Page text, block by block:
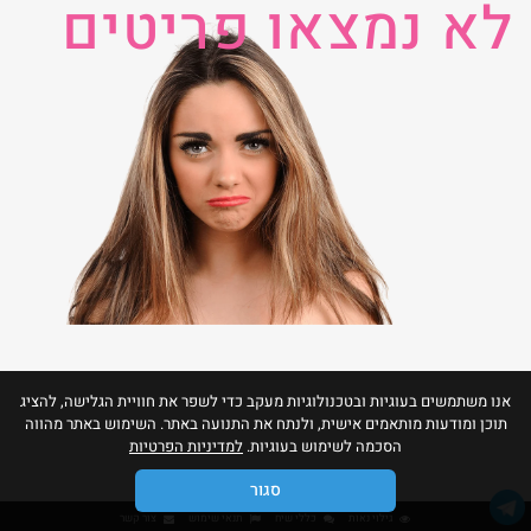
לא נמצאו פריטים
אנו משתמשים בעוגיות ובטכנולוגיות מעקב כדי לשפר את חוויית הגלישה, להציג
תוכן ומודעות מותאמים אישית, ולנתח את התנועה באתר. השימוש באתר מהווה
הסכמה לשימוש בעוגיות. למדיניות הפרטיות
סגור